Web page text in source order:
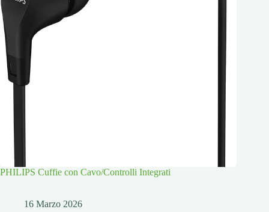
PHILIPS Cuffie con Cavo/Controlli Integrati
16 Marzo 2026